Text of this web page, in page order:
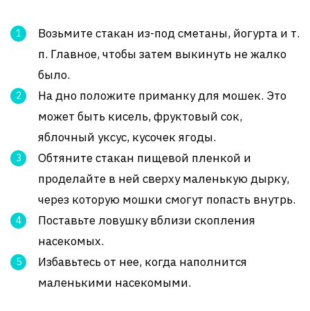
Возьмите стакан из-под сметаны, йогурта и т.
п. Главное, чтобы затем выкинуть не жалко
было.
На дно положите приманку для мошек. Это
может быть кисель, фруктовый сок,
яблочный уксус, кусочек ягоды.
Обтяните стакан пищевой пленкой и
проделайте в ней сверху маленькую дырку,
через которую мошки смогут попасть внутрь.
Поставьте ловушку вблизи скопления
насекомых.
Избавьтесь от нее, когда наполнится
маленькими насекомыми.